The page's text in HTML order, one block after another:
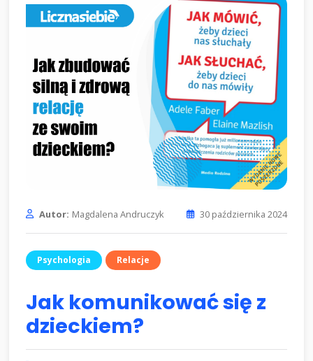
Autor: Magdalena Andruczyk 30 października 2024
Psychologia Relacje
Jak komunikować się z
dzieckiem?